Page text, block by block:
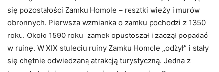
się pozostałości Zamku Homole – resztki wieży i murów
obronnych. Pierwsza wzmianka o zamku pochodzi z 1350
roku. Około 1590 roku zamek opustoszał i zaczął popadać
w ruinę. W XIX stuleciu ruiny Zamku Homole „odżył” i stały
się chętnie odwiedzaną atrakcją turystyczną. Jedna z